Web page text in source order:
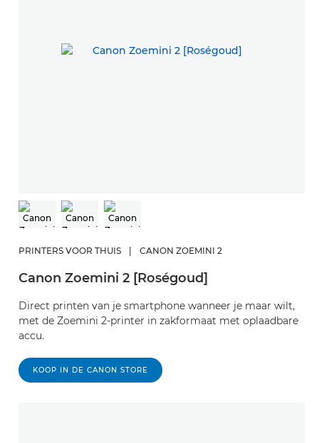
PRINTERS VOOR THUIS CANON ZOEMINI 2
Canon Zoemini 2 [Roségoud]
Direct printen van je smartphone wanneer je maar wilt,
met de Zoemini 2-printer in zakformaat met oplaadbare
accu.
KOOP IN DE CANON STORE